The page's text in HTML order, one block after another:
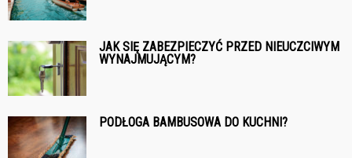
JAK SIĘ ZABEZPIECZYĆ PRZED NIEUCZCIWYM
WYNAJMUJĄCYM?
PODŁOGA BAMBUSOWA DO KUCHNI?